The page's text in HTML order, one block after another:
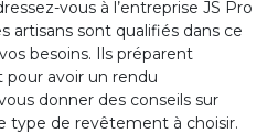
vous à l’entreprise JS Pro
artisans sont qualifiés dans ce
besoins. Ils préparent
avoir un rendu
donner des conseils sur
type de revêtement à choisir.